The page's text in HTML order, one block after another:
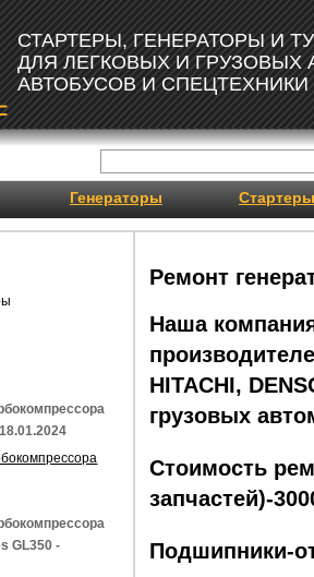
СТАРТЕРЫ, ГЕНЕРАТОРЫ И
ДЛЯ ЛЕГКОВЫХ И ГРУЗОВЫХ
АВТОБУСОВ И СПЕЦТЕХНИКИ
Генераторы Стартеры
Ремонт
Наша
HITACHI,
грузовых
Стоимость
запчастей)-
Подшипники-
GL350 -